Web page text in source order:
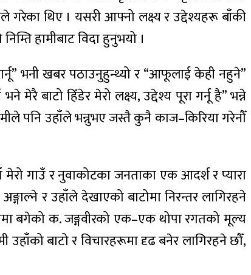
गरेका थिए । यसरी आफ्नो लक्ष्य र उद्देश्यहरू बाँकी
हामीबाट विदा हुनुभयो ।
भनी खबर पठाउनुहुन्थ्यो र “आफूलाई केही नहुने”
मेरै बाटो हिँडेर मेरो लक्ष्य, उद्देश्य पूरा गर्नू है” भन्ने
पनि उहाँले भन्नुभए जस्तै कुनै काज–किरिया गरेनौँ
मेरो गाउँ र नुवाकोटका जनताका एक आदर्श र प्यारा
र उहाँले देखाएको बाटोमा निरन्तर लागिरहने
बगेको क. जङ्गवीरको एक–एक थोपा रगतको मूल्य
बाटो र विचारहरूमा दृढ बनेर लागिरहने छौँ,